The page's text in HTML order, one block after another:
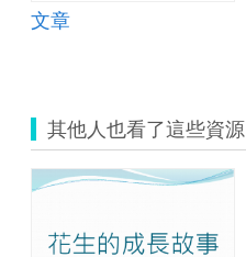
文章
其他人也看了這些資源